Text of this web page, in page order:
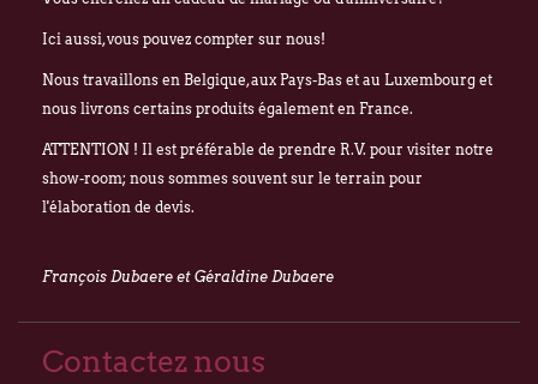
Ici aussi, vous pouvez compter sur nous!
Nous travaillons en Belgique, aux Pays-Bas et au Luxembourg et
nous livrons certains produits également en France.
ATTENTION ! Il est préférable de prendre R.V. pour visiter notre
show-room; nous sommes souvent sur le terrain pour
l'élaboration de devis.
François Dubaere et Géraldine Dubaere
Contactez nous